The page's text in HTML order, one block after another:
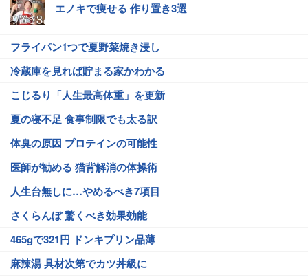
エノキで痩せる 作り置き3選
フライパン1つで夏野菜焼き浸し
冷蔵庫を見れば貯まる家かわかる
こじるり「人生最高体重」を更新
夏の寝不足 食事制限でも太る訳
体臭の原因 プロテインの可能性
医師が勧める 猫背解消の体操術
人生台無しに…やめるべき7項目
さくらんぼ 驚くべき効果効能
465gで321円 ドンキプリン品薄
麻辣湯 具材次第でカツ丼級に